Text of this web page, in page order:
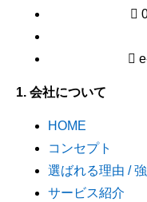
1. 会社について
HOME
コンセプト
選ばれる理由 /
サービス紹介